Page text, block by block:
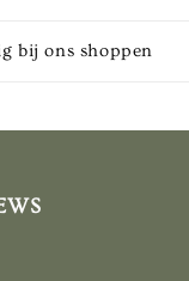
bij ons shoppen